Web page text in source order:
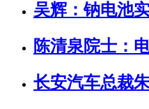
吴辉：钠电池
陈清泉院士：
长安汽车总裁